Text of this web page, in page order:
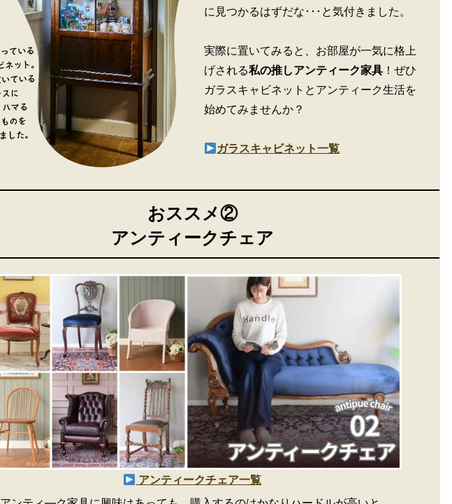
に見つかるはずだな･･･と気付きました。
実際に置いてみると、お部屋が一気に格上
げされる私の推しアンティーク家具 ！ぜひ
ガラスキャビネットとアンティーク生活を
始めてみませんか？
ガラスキャビネット一覧
おススメ②
アンティークチェア
アンティークチェア一覧